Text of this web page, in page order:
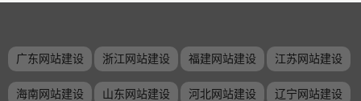
广东网站建设 浙江网站建设 福建网站建设 江苏网站建设
海南网站建设 山东网站建设 河北网站建设 辽宁网站建设